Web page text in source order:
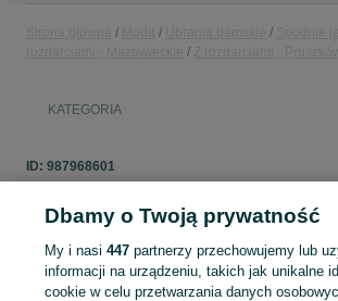
KATEGORIA
ID: 987968601
Zaloguj się lub załóż konto na OLX, aby
sprzedającym
Dbamy o Twoją prywatność
My i nasi447 partnerzy przechowujemy lub
informacji na urządzeniu, takich jak unikalne
cookie w celu przetwarzania danych